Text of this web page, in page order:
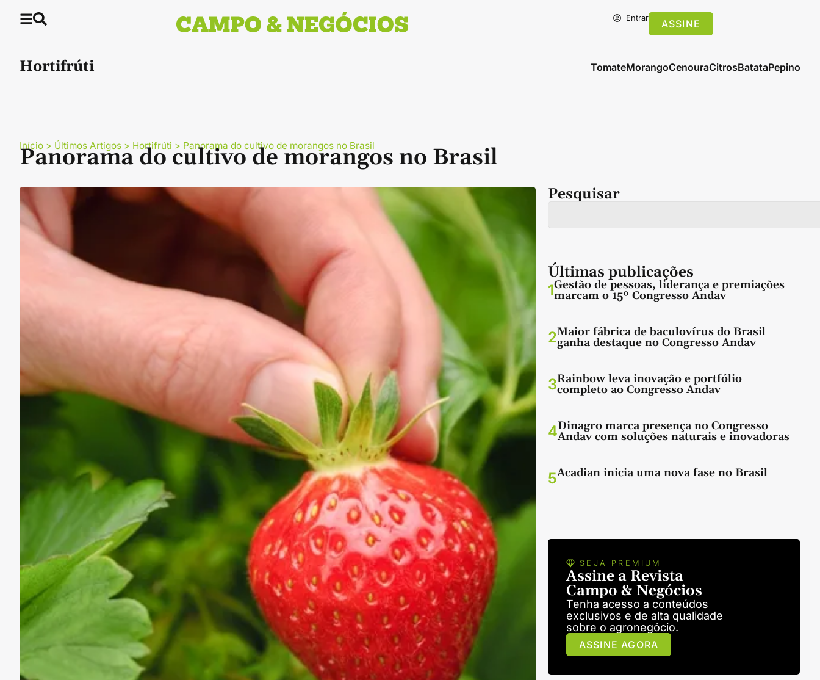
Entrar ASSINE
Hortifrúti TomateMorangoCenouraCitrosBatataPepino
Início > Últimos Artigos > Hortifrúti > Panorama do cultivo de morangos no Brasil
Panorama do cultivo de morangos no Brasil
Pesquisar
Últimas publicações
1Gestão de pessoas, liderança e premiações
marcam o 15º Congresso Andav
2Maior fábrica de baculovírus do Brasil
ganha destaque no Congresso Andav
3Rainbow leva inovação e portfólio
completo ao Congresso Andav
4Dinagro marca presença no Congresso
Andav com soluções naturais e inovadoras
5Acadian inicia uma nova fase no Brasil
SEJA PREMIUM
Assine a Revista
Campo & Negócios
Tenha acesso a conteúdos
exclusivos e de alta qualidade
sobre o agronegócio.
ASSINE AGORA